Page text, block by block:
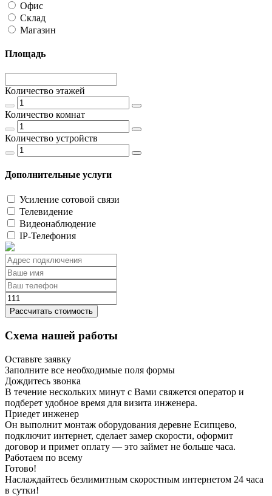
Офис
Склад
Магазин
Площадь
Количество этажей
Количество комнат
Количество устройств
Дополнительные услуги
Усиление сотовой связи
Телевидение
Видеонаблюдение
IP-Телефония
Рассчитать стоимость
Схема нашей работы
Оставьте заявку
Заполните все необходимые поля формы
Дождитесь звонка
В течение нескольких минут с Вами свяжется оператор и
подберет удобное время для визита инженера.
Приедет инженер
Он выполнит монтаж оборудования деревне Есипцево,
подключит интернет, сделает замер скорости, оформит
договор и примет оплату — это займет не больше часа.
Работаем по всему
Готово!
Наслаждайтесь безлимитным скоростным интернетом 24 часа
в сутки!